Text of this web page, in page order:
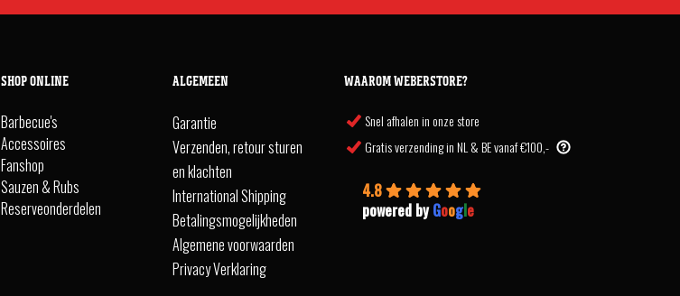
SHOP ONLINE
Barbecue's
Accessoires
Fanshop
Sauzen & Rubs
Reserveonderdelen
ALGEMEEN
Garantie
Verzenden, retour sturen
en klachten
International Shipping
Betalingsmogelijkheden
Algemene voorwaarden
Privacy Verklaring
WAAROM WEBERSTORE?
Snel afhalen in onze store
Gratis verzending in NL & BE vanaf €100,-
4.8
powered byGoogle